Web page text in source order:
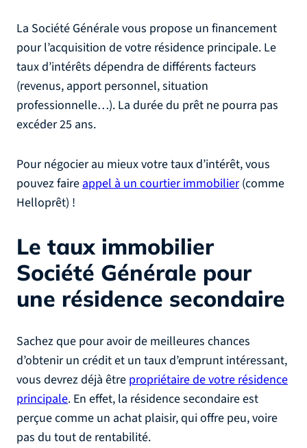
La Société Générale vous propose un financement
pour l’acquisition de votre résidence principale. Le
taux d’intérêts dépendra de différents facteurs
(revenus, apport personnel, situation
professionnelle…). La durée du prêt ne pourra pas
excéder 25 ans.
Pour négocier au mieux votre taux d’intérêt, vous
pouvez faireappel à un courtier immobilier(comme
Helloprêt) !
Le taux immobilier
Société Générale pour
une résidence secondaire
Sachez que pour avoir de meilleures chances
d’obtenir un crédit et un taux d’emprunt intéressant,
vous devrez déjà être propriétaire de votre résidence
principale. En effet, la résidence secondaire est
perçue comme un achat plaisir, qui offre peu, voire
pas du tout de rentabilité.